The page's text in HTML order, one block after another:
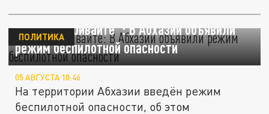
"Сами не сбивайте": В Абхазии объявили
режим беспилотной опасности
ПОЛИТИКА
05 АВГУСТА 10:46
На территории Абхазии введён режим
беспилотной опасности, об этом